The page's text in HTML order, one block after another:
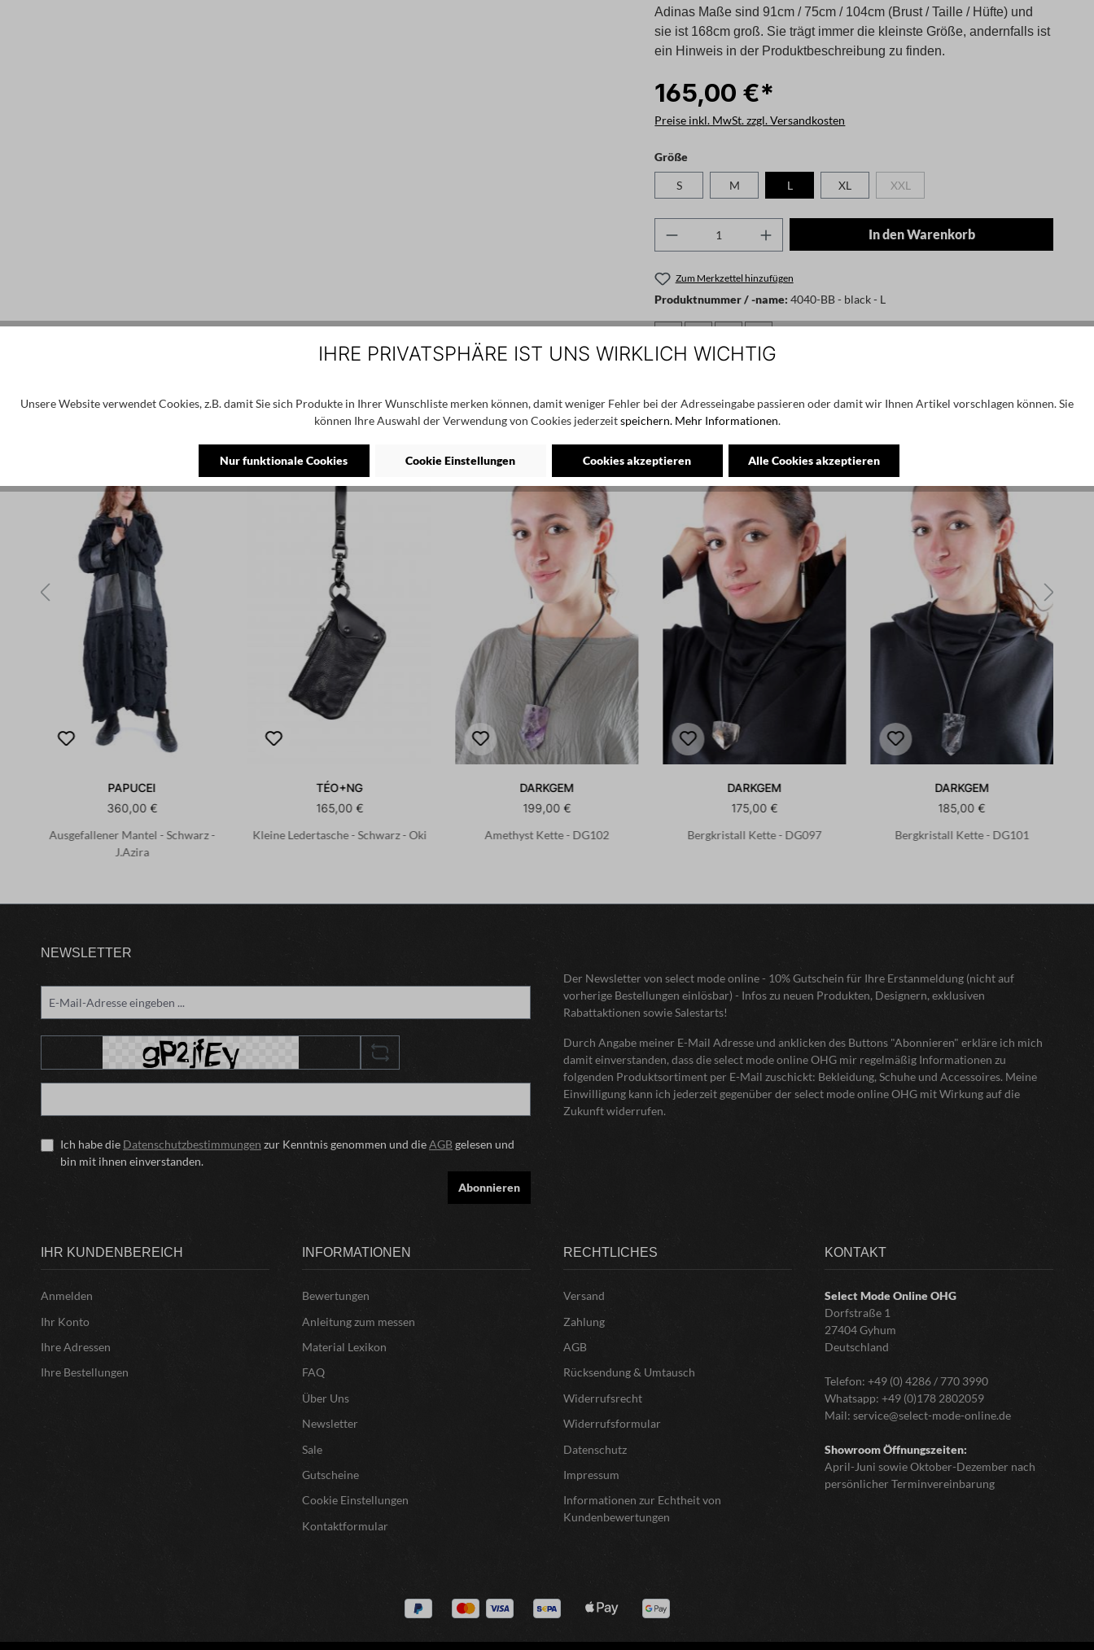
Adinas Maße sind 91cm / 75cm / 104cm (Brust / Taille / Hüfte) und
sie ist 168cm groß. Sie trägt immer die kleinste Größe, andernfalls ist
ein Hinweis in der Produktbeschreibung zu finden.
165,00 €*
Preise inkl. MwSt. zzgl. Versandkosten
Größeauswählen
S M L XL XXL(Diese Option ist zurzeit nicht verfügbar.)
Produkt Anzahl: Gib den gewünschten Wert ein
In den Warenkorb
Zum Merkzettel hinzufügen
Produktnummer / -name:4040-BB - black - L
Angaben zum Hersteller: by basics, skjernvej 59, dk-7400 herning, denmark,
PAPUCEI
360,00 €
Ausgefallener Mantel - Schwarz -
J.Azira
TÉO+NG
165,00 €
Kleine Ledertasche - Schwarz - Oki
DARKGEM
199,00 €
Amethyst Kette - DG102
NEU
DARKGEM
175,00 €
Bergkristall Kette - DG097
NEU
DARKGEM
185,00 €
Bergkristall Kette - DG101
NEWSLETTER
Ich habe die Datenschutzbestimmungen zur Kenntnis genommen und dieAGBgelesen und
bin mit ihnen einverstanden.
Abonnieren
Der Newsletter von select mode online - 10% Gutschein für Ihre Erstanmeldung (nicht auf
vorherige Bestellungen einlösbar) - Infos zu neuen Produkten, Designern, exklusiven
Rabattaktionen sowie Salestarts!
Durch Angabe meiner E-Mail Adresse und anklicken des Buttons "Abonnieren" erkläre ich mich
damit einverstanden, dass die select mode online OHG mir regelmäßig Informationen zu
folgenden Produktsortiment per E-Mail zuschickt: Bekleidung, Schuhe und Accessoires. Meine
Einwilligung kann ich jederzeit gegenüber der select mode online OHG mit Wirkung auf die
Zukunft widerrufen.
IHR KUNDENBEREICH
Anmelden
Ihr Konto
Ihre Adressen
Ihre Bestellungen
INFORMATIONEN
Bewertungen
Anleitung zum messen
Material Lexikon
FAQ
Über Uns
Newsletter
Sale
Gutscheine
Cookie Einstellungen
Kontaktformular
RECHTLICHES
Versand
Zahlung
AGB
Rücksendung & Umtausch
Widerrufsrecht
Widerrufsformular
Datenschutz
Impressum
Informationen zur Echtheit von
Kundenbewertungen
KONTAKT
Select Mode OnlineOHG
Dorfstraße 1
27404 Gyhum
Deutschland
Telefon: +49 (0) 4286 / 770 3990
Whatsapp: +49 (0)178 2802059
Mail: service@select-mode-online.de
Showroom Öffnungszeiten:
April-Juni sowie Oktober-Dezember nach
persönlicher Terminvereinbarung
IHRE PRIVATSPHÄRE IST UNS WIRKLICH WICHTIG
Unsere Website verwendet Cookies, z.B. damit Sie sich Produkte in Ihrer Wunschliste merken können, damit weniger Fehler bei der Adresseingabe passieren oder damit wir Ihnen Artikel vorschlagen können. Sie
können Ihre Auswahl der Verwendung von Cookies jederzeitspeichern. Mehr Informationen.
Nur funktionale Cookies Cookie Einstellungen Cookies akzeptieren Alle Cookies akzeptieren